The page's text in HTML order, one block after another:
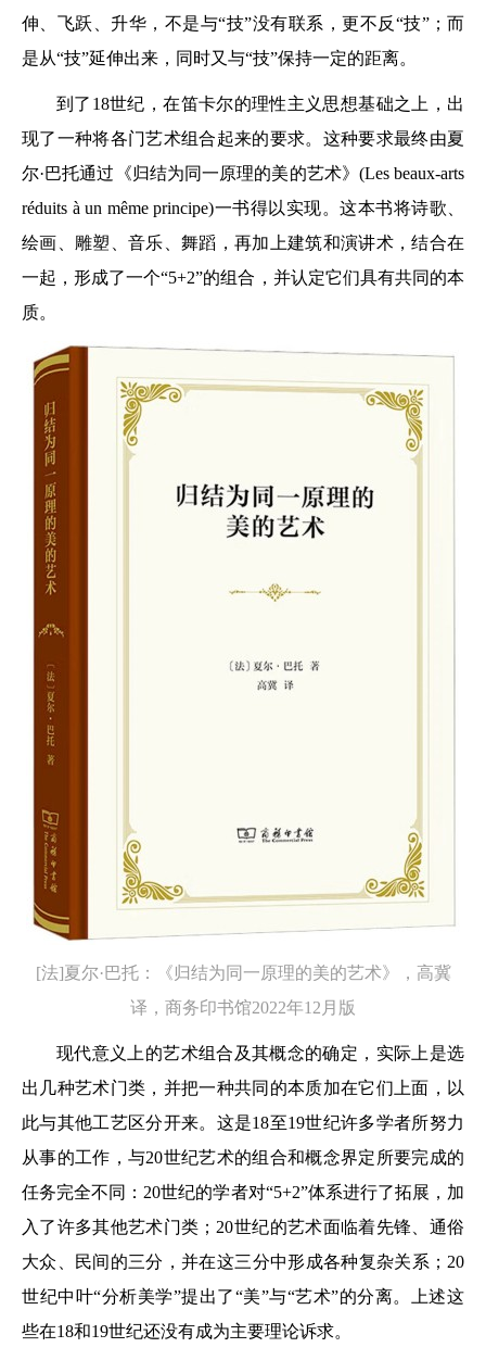
伸、飞跃、升华，不是与“技”没有联系，更不反“技”；而
是从“技”延伸出来，同时又与“技”保持一定的距离。
到了18世纪，在笛卡尔的理性主义思想基础之上，出
现了一种将各门艺术组合起来的要求。这种要求最终由夏
尔·巴托通过《归结为同一原理的美的艺术》(Les beaux-arts
réduits à un même principe)一书得以实现。这本书将诗歌、
绘画、雕塑、音乐、舞蹈，再加上建筑和演讲术，结合在
一起，形成了一个“5+2”的组合，并认定它们具有共同的本
质。
[法]夏尔·巴托：《归结为同一原理的美的艺术》，高冀
译，商务印书馆2022年12月版
现代意义上的艺术组合及其概念的确定，实际上是选
出几种艺术门类，并把一种共同的本质加在它们上面，以
此与其他工艺区分开来。这是18至19世纪许多学者所努力
从事的工作，与20世纪艺术的组合和概念界定所要完成的
任务完全不同：20世纪的学者对“5+2”体系进行了拓展，加
入了许多其他艺术门类；20世纪的艺术面临着先锋、通俗
大众、民间的三分，并在这三分中形成各种复杂关系；20
世纪中叶“分析美学”提出了“美”与“艺术”的分离。上述这
些在18和19世纪还没有成为主要理论诉求。